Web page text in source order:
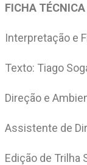
FICHA TÉCNICA
Interpretação e
Texto: Tiago
Direção e
Assistente de
Edição de Trilha